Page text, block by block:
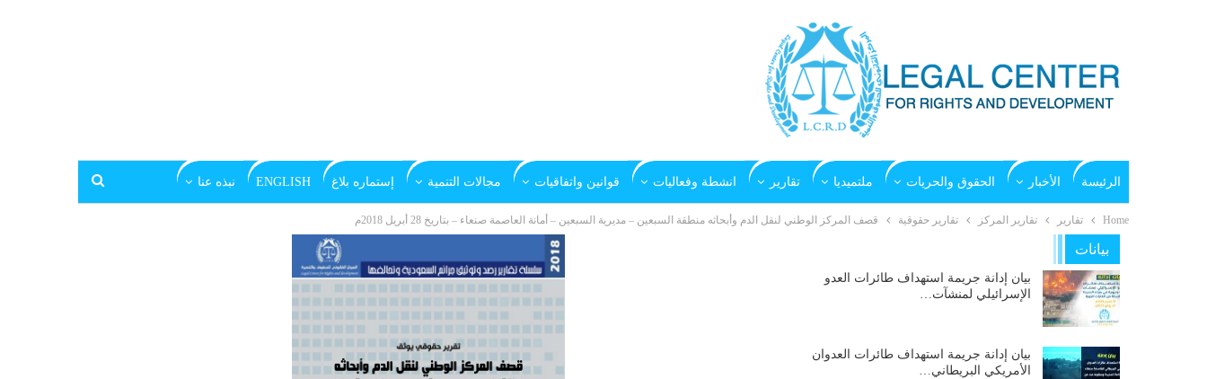
الرئيسة الأخبار الحقوق والحريات ملتميديا تقارير انشطة وفعاليات قوانين واتفاقيات مجالات التنمية إستماره بلاغ ENGLISH نبذه عنا
Home تقارير تقارير المركز تقارير حقوقية قصف المركز الوطني لنقل الدم وأبحاثه منطقة السبعين – مديرية السبعين – أمانة العاصمة صنعاء – بتاريخ 28 أبريل 2018م
بيانات
بيان إدانة جريمة استهداف طائرات العدو
الإسرائيلي لمنشآت…
بيان إدانة جريمة استهداف طائرات العدوان
الأمريكي البريطاني…